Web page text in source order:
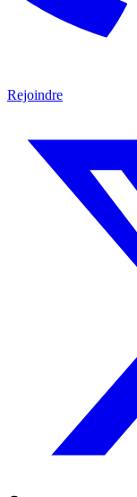
Rejoindre